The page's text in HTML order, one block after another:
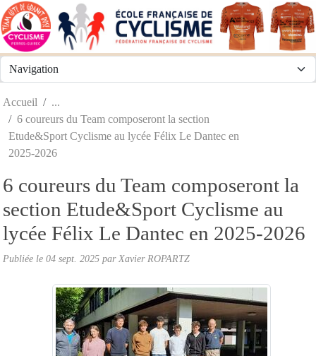
Accueil
6 coureurs du Team composeront la section
Etude&Sport Cyclisme au lycée Félix Le Dantec en
2025-2026
6 coureurs du Team composeront la
section Etude&Sport Cyclisme au
lycée Félix Le Dantec en 2025-2026
Publiée le 04 sept. 2025 par Xavier ROPARTZ
Panneau de gestion des cookies